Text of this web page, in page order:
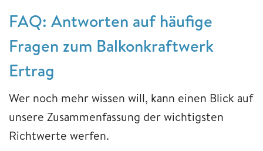
FAQ: Antworten auf häufige
Fragen zum Balkonkraftwerk
Ertrag
Wer noch mehr wissen will, kann einen Blick auf
unsere Zusammenfassung der wichtigsten
Richtwerte werfen.